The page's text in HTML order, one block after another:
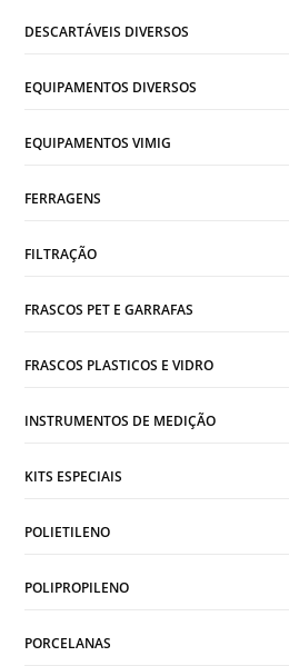
DESCARTÁVEIS DIVERSOS
EQUIPAMENTOS DIVERSOS
EQUIPAMENTOS VIMIG
FERRAGENS
FILTRAÇÃO
FRASCOS PET E GARRAFAS
FRASCOS PLASTICOS E VIDRO
INSTRUMENTOS DE MEDIÇÃO
KITS ESPECIAIS
POLIETILENO
POLIPROPILENO
PORCELANAS